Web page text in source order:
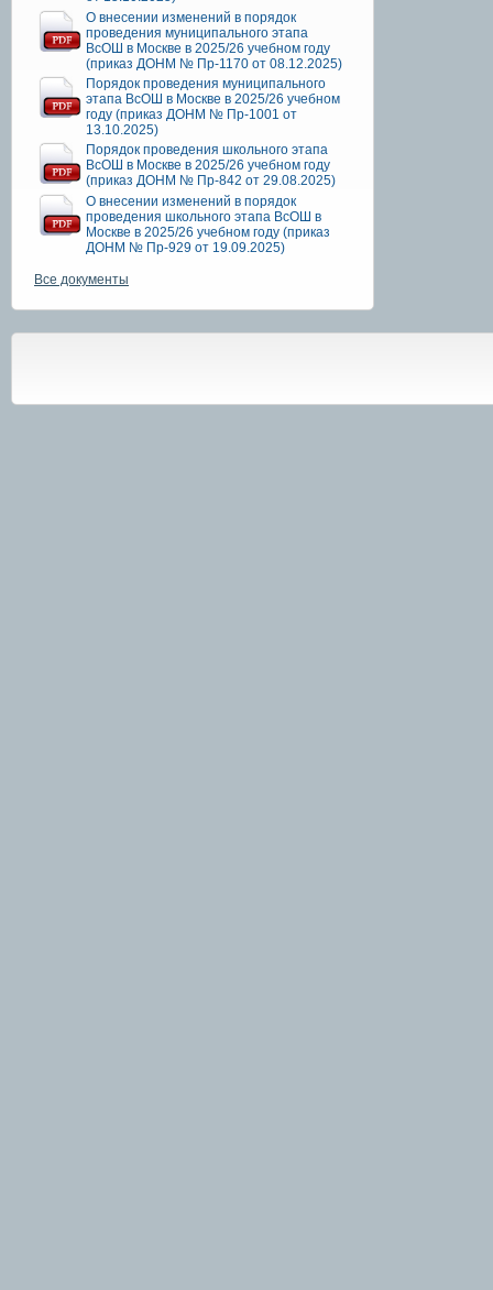
О внесении изменений в порядок
проведения муниципального этапа
ВсОШ в Москве в 2025/26 учебном году
(приказ ДОНМ № Пр-1170 от 08.12.2025)
Порядок проведения муниципального
этапа ВсОШ в Москве в 2025/26 учебном
году (приказ ДОНМ № Пр-1001 от
13.10.2025)
Порядок проведения школьного этапа
ВсОШ в Москве в 2025/26 учебном году
(приказ ДОНМ № Пр-842 от 29.08.2025)
О внесении изменений в порядок
проведения школьного этапа ВсОШ в
Москве в 2025/26 учебном году (приказ
ДОНМ № Пр-929 от 19.09.2025)
Все документы